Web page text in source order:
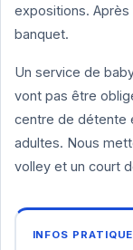
expositions.
banquet.
Un service de
vont pas être
centre de détente
adultes. Nous
volley et un court